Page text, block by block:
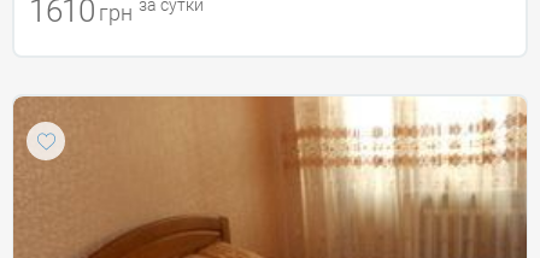
1610 грн за сутки